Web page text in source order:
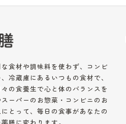
食材や調味料を使わず、コンビ
冷蔵庫にあるいつもの食材で、
の食養生で心と体のバランスを
ーパーのお惣菜・コンビニのお
とって、毎日の食事があなたの